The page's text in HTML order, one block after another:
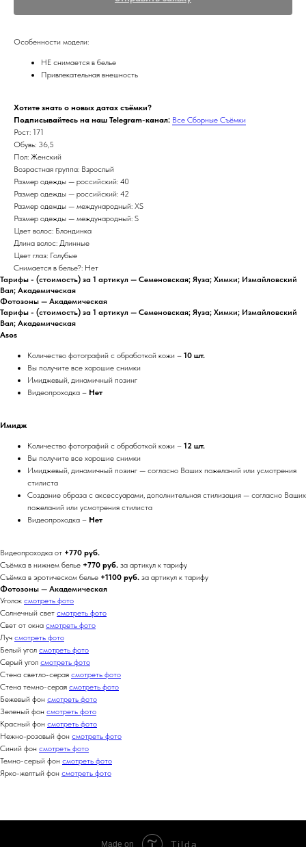
Особенности модели:
НЕ снимается в белье
Привлекательная внешность
Хотите знать о новых датах съёмки?
Подписывайтесь на наш Telegram-канал: Все Сборные Съёмки
Рост: 171
Обувь: 36,5
Пол: Женский
Возрастная группа: Взрослый
Размер одежды — российский: 40
Размер одежды — российский: 42
Размер одежды — международный: XS
Размер одежды — международный: S
Цвет волос: Блондинка
Длина волос: Длинные
Цвет глаз: Голубые
Снимается в белье?: Нет
Тарифы - (стоимость) за 1 артикул — Семеновская; Яуза; Химки; Измайловский
Вал; Академическая
Фотозоны — Академическая
Тарифы - (стоимость) за 1 артикул — Семеновская; Яуза; Химки; Измайловский
Вал; Академическая
Asos
Количество фотографий с обработкой кожи – 10 шт.
Вы получите все хорошие снимки
Имиджевый, динамичный позинг
Видеопроходка – Нет
Имидж
Количество фотографий с обработкой кожи – 12 шт.
Вы получите все хорошие снимки
Имиджевый, динамичный позинг — согласно Ваших пожеланий или усмотрения
стилиста
Создание образа с аксессуарами, дополнительная стилизация — согласно Ваших
пожеланий или усмотрения стилиста
Видеопроходка – Нет
Видеопроходка от +770 руб.
Съёмка в нижнем белье +770 руб. за артикул к тарифу
Съёмка в эротическом белье +1100 руб. за артикул к тарифу
Фотозоны — Академическая
Уголок смотреть фото
Солнечный свет смотреть фото
Свет от окна смотреть фото
Луч смотреть фото
Белый угол смотреть фото
Серый угол смотреть фото
Стена светло-серая смотреть фото
Стена темно-серая смотреть фото
Бежевый фон смотреть фото
Зеленый фон смотреть фото
Красный фон смотреть фото
Нежно-розовый фон смотреть фото
Синий фон смотреть фото
Темно-серый фон смотреть фото
Ярко-желтый фон смотреть фото
Made on Tilda